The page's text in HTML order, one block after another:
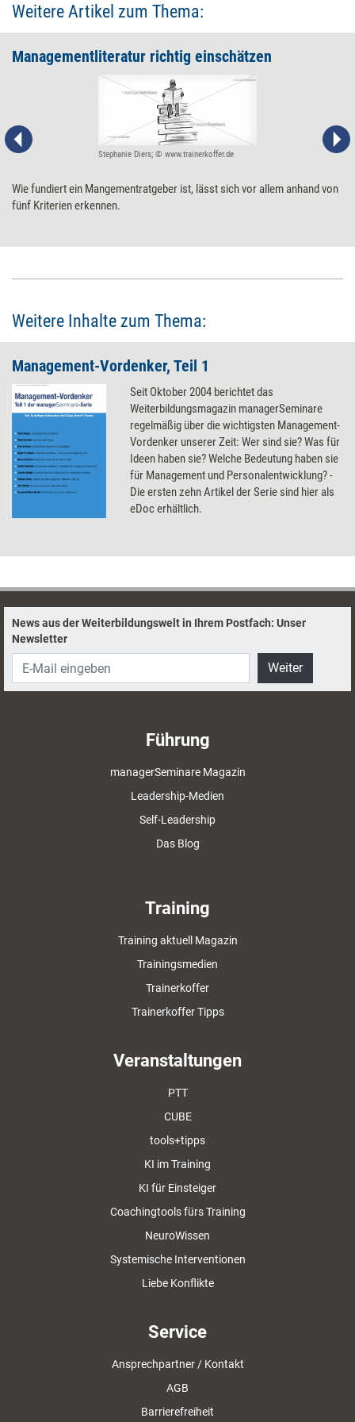
Weitere Artikel zum Thema:
Managementliteratur richtig einschätzen
Stephanie Diers; © www.trainerkoffer.de
Wie fundiert ein Mangementratgeber ist, lässt sich vor allem anhand von
fünf Kriterien erkennen.
Weitere Inhalte zum Thema:
Management-Vordenker, Teil 1
Seit Oktober 2004 berichtet das
Weiterbildungsmagazin managerSeminare
regelmäßig über die wichtigsten Management-
Vordenker unserer Zeit: Wer sind sie? Was für
Ideen haben sie? Welche Bedeutung haben sie
für Management und Personalentwicklung? -
Die ersten zehn Artikel der Serie sind hier als
eDoc erhältlich.
News aus der Weiterbildungswelt in Ihrem Postfach: Unser
Newsletter
Weiter
Führung
managerSeminare Magazin
Leadership-Medien
Self-Leadership
Das Blog
Training
Training aktuell Magazin
Trainingsmedien
Trainerkoffer
Trainerkoffer Tipps
Veranstaltungen
PTT
CUBE
tools+tipps
KI im Training
KI für Einsteiger
Coachingtools fürs Training
NeuroWissen
Systemische Interventionen
Liebe Konflikte
Service
Ansprechpartner / Kontakt
AGB
Barrierefreiheit